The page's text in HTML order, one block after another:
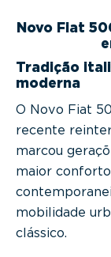
Novo Fiat
Tradição
moderna
O Novo Fiat
recente
marcou
maior
mobilidade
clássico.